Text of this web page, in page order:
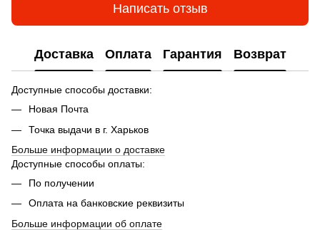
Написать отзыв
Доставка Оплата Гарантия Возврат
Доступные способы доставки:
Новая Почта
Точка выдачи в г. Харьков
Больше информации о доставке
Доступные способы оплаты:
По получении
Оплата на банковские реквизиты
Больше информации об оплате